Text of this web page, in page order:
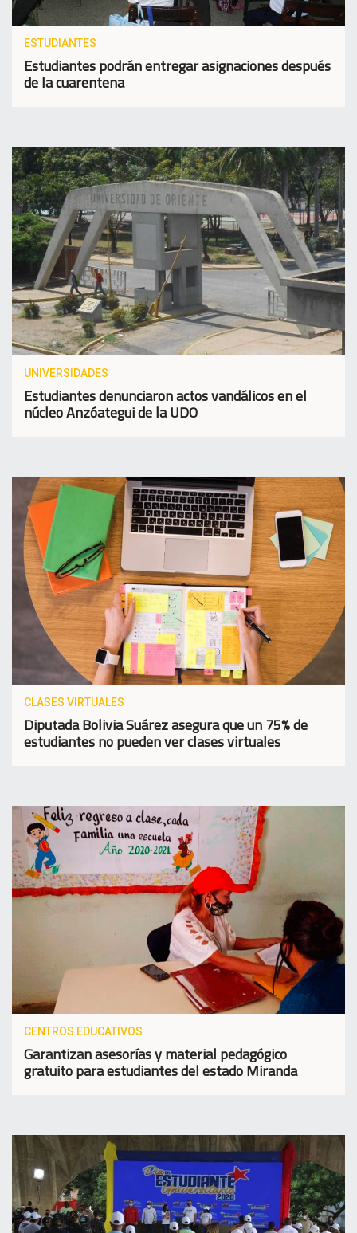
ESTUDIANTES
Estudiantes podrán entregar asignaciones después
de la cuarentena
UNIVERSIDADES
Estudiantes denunciaron actos vandálicos en el
núcleo Anzóategui de la UDO
CLASES VIRTUALES
Diputada Bolivia Suárez asegura que un 75% de
estudiantes no pueden ver clases virtuales
CENTROS EDUCATIVOS
Garantizan asesorías y material pedagógico
gratuito para estudiantes del estado Miranda